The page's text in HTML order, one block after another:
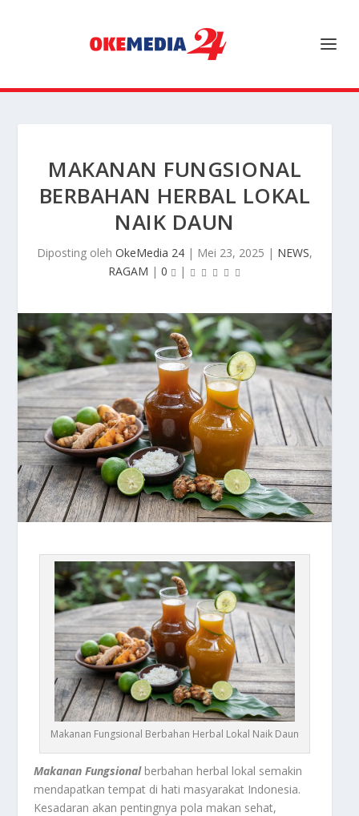
MAKANAN FUNGSIONAL
BERBAHAN HERBAL LOKAL
NAIK DAUN
Diposting oleh OkeMedia 24 | Mei 23, 2025 | NEWS,
RAGAM | 0 |
Makanan Fungsional Berbahan Herbal Lokal Naik Daun
Makanan Fungsionalberbahan herbal lokal semakin
mendapatkan tempat di hati masyarakat Indonesia.
Kesadaran akan pentingnya pola makan sehat,